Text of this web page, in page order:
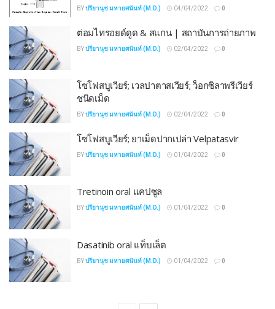
BYปรียานุช มหายศนันท์ (M.D.) 04/04/2022 0
ต่อมไทรอยด์ดูด & สแกน | สถาบันการถ่ายภาพ
BYปรียานุช มหายศนันท์ (M.D.) 02/04/2022 0
โซโฟสบูเวียร์; เวลปาตาสเวียร์; ว็อกซิลาพรีเวียร์
ชนิดเม็ด
BYปรียานุช มหายศนันท์ (M.D.) 02/04/2022 0
โซโฟสบูเวียร์; ยาเม็ดปากเปล่า Velpatasvir
BYปรียานุช มหายศนันท์ (M.D.) 01/04/2022 0
Tretinoin oral แคปซูล
BYปรียานุช มหายศนันท์ (M.D.) 01/04/2022 0
Dasatinib oral แท็บเล็ต
BYปรียานุช มหายศนันท์ (M.D.) 01/04/2022 0